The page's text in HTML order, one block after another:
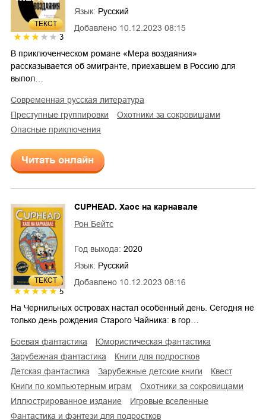
ТЕКСТ
3
Добавлено 10.12.2023 08:15
Язык: Русский
В приключенческом романе «Мера воздаяния»
рассказывается об эмигранте, приехавшем в Россию для
выпол…
современная русская литература
преступные группировки
охотники за сокровищами
опасные приключения
Читать онлайн
ТЕКСТ
5
Добавлено 10.12.2023 08:16
CUPHEAD. Хаос на карнавале
Рон Бейтс
Год выхода: 2020
Язык: Русский
На Чернильных островах настал особенный день. Сегодня не
только день рождения Старого Чайника: в гор…
боевая фантастика
юмористическая фантастика
зарубежная фантастика
книги для подростков
детская фантастика
зарубежные детские книги
квест
книги по компьютерным играм
охотники за сокровищами
иллюстрированное издание
игровые вселенные
фантастика и фэнтези для подростков